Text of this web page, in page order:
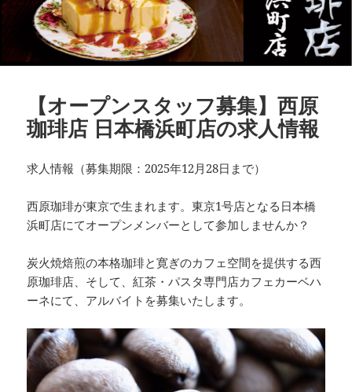
【オープンスタッフ募集】西原
珈琲店 日本橋浜町店の求人情報
求人情報（募集期限：2025年12月28日まで）
西原珈琲が東京で生まれます。東京1号店となる日本橋
浜町店にてオープンメンバーとして参加しませんか？
炭火焼焙煎の本格珈琲と寛ぎのカフェ空間を提供する西
原珈琲店、そして、紅茶・パスタ専門店カフェカーベハ
ーネにて、アルバイトを募集いたします。